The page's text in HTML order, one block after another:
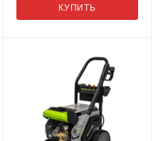
КУПИТЬ